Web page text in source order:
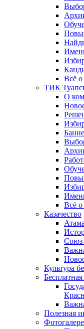
Всё
ТИК
О
Всё
Казачество
Союз
Культура
Полезная